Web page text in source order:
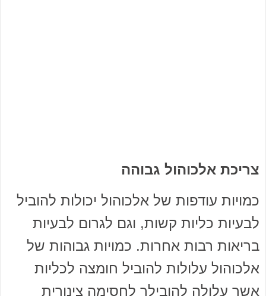
צריכת אלכוהול גבוהה
כמויות עודפות של אלכוהול יכולות להוביל
לבעיות כליות קשות, וגם לגרום לבעיות
בריאות רבות אחרות. כמויות גבוהות של
אלכוהול עלולות להוביל חומצה לכליות
אשר עלולה להובילך לחסימה צינורית